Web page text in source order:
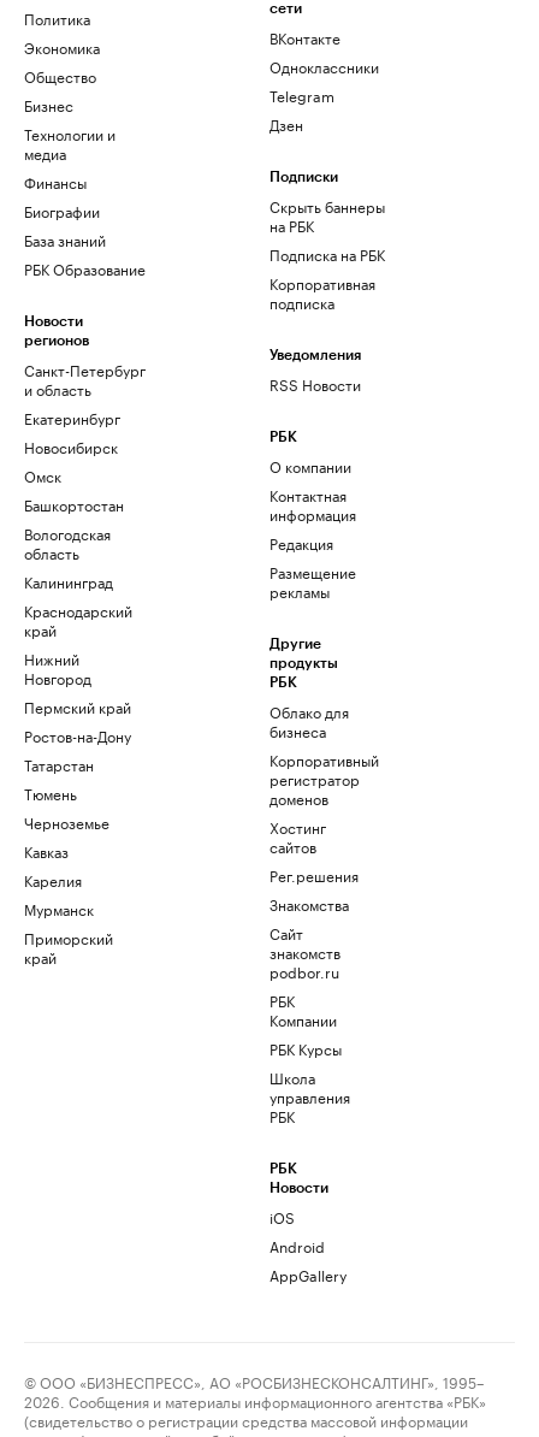
Политика
Экономика
Общество
Бизнес
Технологии и
медиа
Финансы
Биографии
База знаний
РБК Образование
Новости
регионов
Санкт-Петербург
и область
Екатеринбург
Новосибирск
Омск
Башкортостан
Вологодская
область
Калининград
Краснодарский
край
Нижний
Новгород
Пермский край
Ростов-на-Дону
Татарстан
Тюмень
Черноземье
Кавказ
Карелия
Мурманск
Приморский
край
сети
ВКонтакте
Одноклассники
Telegram
Дзен
Подписки
Скрыть баннеры
на РБК
Подписка на РБК
Корпоративная
подписка
Уведомления
RSS Новости
РБК
О компании
Контактная
информация
Редакция
Размещение
рекламы
Другие
продукты
РБК
Облако для
бизнеса
Корпоративный
регистратор
доменов
Хостинг
сайтов
Рег.решения
Знакомства
Сайт
знакомств
podbor.ru
РБК
Компании
РБК Курсы
Школа
управления
РБК
РБК
Новости
iOS
Android
AppGallery
© ООО «БИЗНЕСПРЕСС», АО «РОСБИЗНЕСКОНСАЛТИНГ», 1995–
2026. Сообщения и материалы информационного агентства «РБК»
(свидетельство о регистрации средства массовой информации